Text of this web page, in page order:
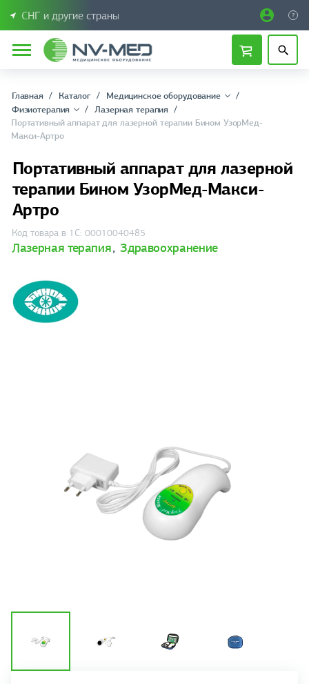
СНГ и другие страны
Главная Каталог
Медицинское оборудование
Физиотерапия
Лазерная терапия
Портативный аппарат для лазерной терапии Бином УзорМед-
Макси-Артро
Портативный аппарат для лазерной
терапии Бином УзорМед-Макси-
Артро
Код товара в 1С: 00010040485
Лазерная терапия, Здравоохранение